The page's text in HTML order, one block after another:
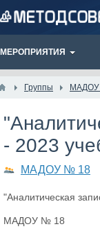
МЕРОПРИЯТИЯ
Группы
- 2023
МАДОУ № 18
"Аналитическая
МАДОУ № 18